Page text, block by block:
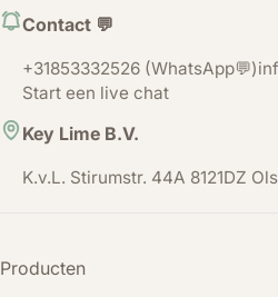
Contact 💬
+31853332526
Start een live chat
Key Lime B.V.
K.v.L. Stirumstr. 44A 8121DZ
Producten